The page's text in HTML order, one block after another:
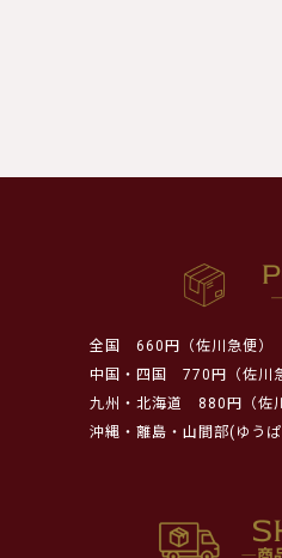
全国
660円（佐川急便）
中国・四国
770円（佐川
九州・北海道
880円（佐
沖縄・離島・山間部(ゆう